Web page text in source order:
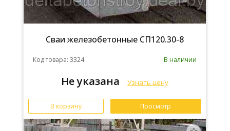
Сваи железобетонные СП120.30-8
Код товара: 3324 В наличии
Не указана Узнать цену
В корзину Просмотр